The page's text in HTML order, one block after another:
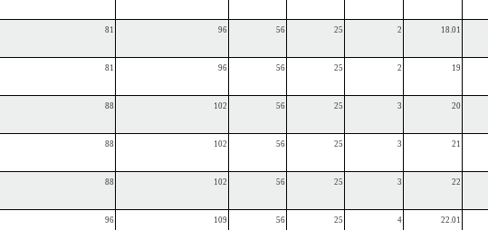
81 96 56 25 2 18.01
81 96 56 25 2 19
88 102 56 25 3 20
88 102 56 25 3 21
88 102 56 25 3 22
96 109 56 25 4 22.01